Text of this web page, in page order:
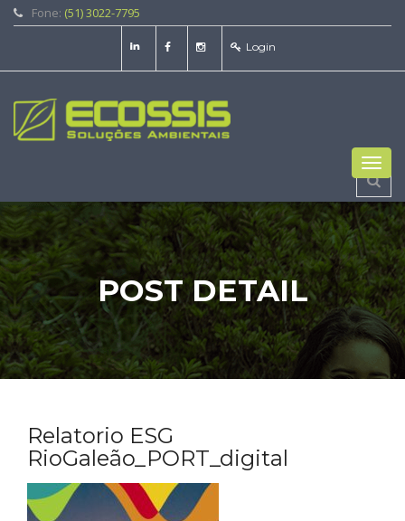
Fone: (51) 3022-7795
Login
POST DETAIL
Relatorio ESG
RioGaleão_PORT_digital